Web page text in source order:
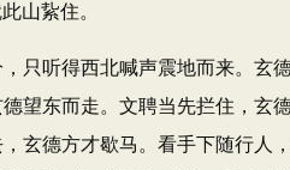
山紥住。
听得西北喊声震地而来。玄
望东而走。文聘当先拦住，玄
玄德方才歇马。看手下随行人